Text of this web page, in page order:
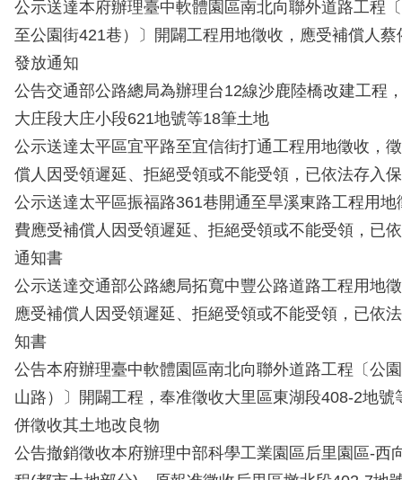
公示送達本府辦理臺中軟體園區南北向聯外道路工程
至公園街421巷）〕開闢工程用地徵收，應受補償人
發放通知
公告交通部公路總局為辦理台12線沙鹿陸橋改建工程
大庄段大庄小段621地號等18筆土地
公示送達太平區宜平路至宜信街打通工程用地徵收，
償人因受領遲延、拒絕受領或不能受領，已依法存入
公示送達太平區振福路361巷開通至旱溪東路工程用
費應受補償人因受領遲延、拒絕受領或不能受領，已
通知書
公示送達交通部公路總局拓寬中豐公路道路工程用地
應受補償人因受領遲延、拒絕受領或不能受領，已依
知書
公告本府辦理臺中軟體園區南北向聯外道路工程〔公
山路）〕開闢工程，奉准徵收大里區東湖段408-2地號
併徵收其土地改良物
公告撤銷徵收本府辦理中部科學工業園區后里園區-西